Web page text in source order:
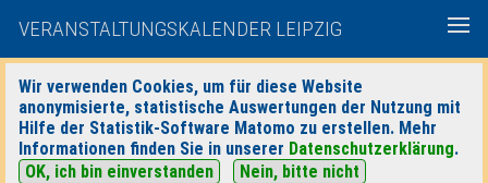
VERANSTALTUNGSKALENDER LEIPZIG
Wir verwenden Cookies, um für diese Website
anonymisierte, statistische Auswertungen der Nutzung mit
Hilfe der Statistik-Software Matomo zu erstellen. Mehr
Informationen finden Sie in unserer Datenschutzerklärung.
OK, ich bin einverstanden
Nein, bitte nicht
heute|morgen| Detaillierte Suche